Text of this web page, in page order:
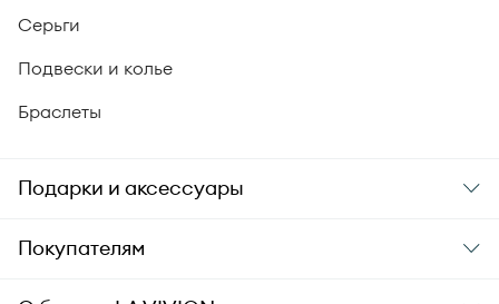
Серьги
Подвески и колье
Браслеты
Подарки и аксессуары
Подарки
Покупателям
Заказ и оплата